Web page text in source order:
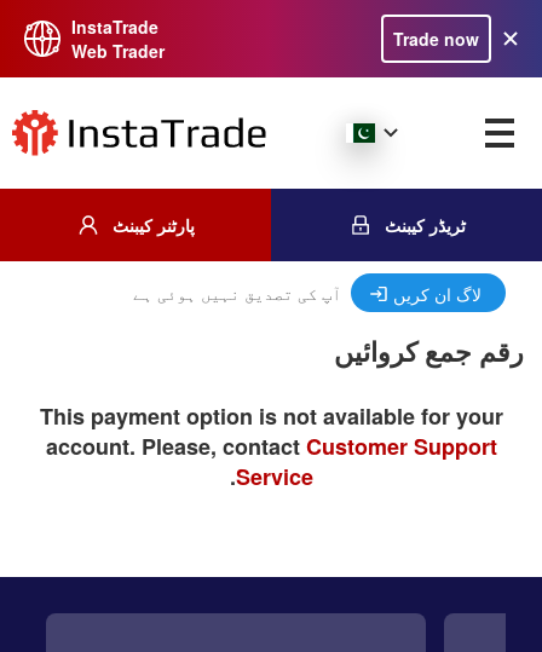
InstaTrade
Web Trader
Trade now
پارٹنر کیبنٹ ٹریڈر کیبنٹ
آپ کی تصدیق نہیں ہوئی ہے لاگ ان کریں
رقم جمع کروائیں
This payment option is not available for your
account. Please, contactCustomer Support
Service
.